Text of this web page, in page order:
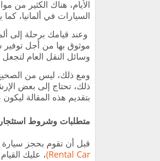
الأيام، هناك الكثير من
السيارات في ألمانيا،
وعند قيامك برحلة إلى
موثوق بها من أجل توفير
وسائل النقل العام
ومع ذلك، ليس من
ذلك، تحتاج إلى بعض
بتقديم هذه المقالة
متطلبات وشروط استئجار
قبل أن تقوم بحجز سيارة
Rental Car) ، عليك